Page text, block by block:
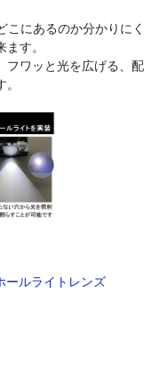
にあるのか分かりにく
す。
フワッと光を広げる、配
ールライトレンズ